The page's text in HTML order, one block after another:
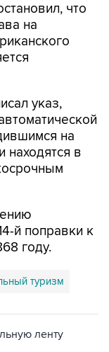
что
на
указ,
на
находятся в
й поправки к
году.
туризм
ленту